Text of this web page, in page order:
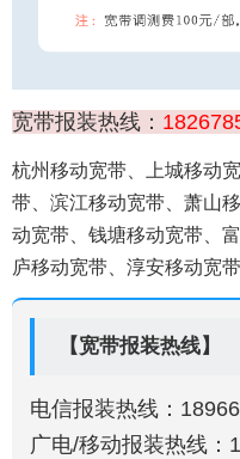
宽带报装热线：
杭州移动宽带、上城移动
带、滨江移动宽带、萧山
动宽带、钱塘移动宽带、
庐移动宽带、淳安移动宽
【宽带报装热线】
电信报装热线：
广电/移动报装热线：